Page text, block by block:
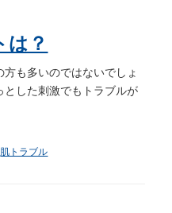
は？
も多いのではないでしょ
とした刺激でもトラブルが
肌トラブル